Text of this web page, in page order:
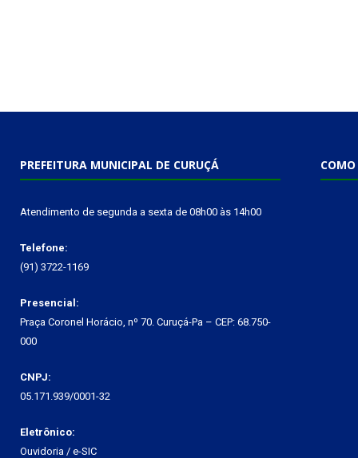
PREFEITURA MUNICIPAL DE CURUÇÁ
Atendimento de segunda a sexta de 08h00 às 14h00
Telefone:
(91) 3722-1169
Presencial:
Praça Coronel Horácio, nº 70. Curuçá-Pa – CEP: 68.750-
000
CNPJ:
05.171.939/0001-32
Eletrônico:
Ouvidoria / e-SIC
COMO